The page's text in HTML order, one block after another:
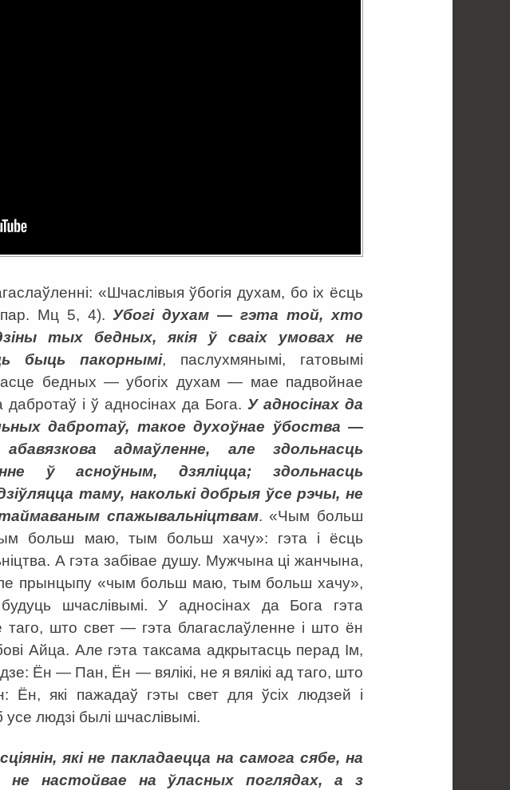
«Шчаслівыя ўбогія духам, бо іх ёсць
Мц 5, 4). Убогі духам — гэта той, хто
тых бедных, якія ў сваіх умовах не
быць пакорнымі, паслухмянымі, гатовымі
бедных — убогіх духам — мае падвойнае
і ў адносінах да Бога. У адносінах да
дабротаў, такое духоўнае ўбоства —
адмаўленне, але здольнасць
ў асноўным, дзяліцца; здольнасць
таму, наколькі добрыя ўсе рэчы, не
спажывальніцтвам. «Чым больш
больш маю, тым больш хачу»: гэта і ёсць
А гэта забівае душу. Мужчына ці жанчына,
прынцыпу «чым больш маю, тым больш хачу»,
шчаслівымі. У адносінах да Бога гэта
таго, што свет — гэта благаслаўленне і што ён
Айца. Але гэта таксама адкрытасць перад Ім,
Ён — Пан, Ён — вялікі, не я вялікі ад таго, што
які пажадаў гэты свет для ўсіх людзей і
людзі былі шчаслівымі.
які не пакладаецца на самога сябе, на
не настойвае на ўласных поглядах, а з